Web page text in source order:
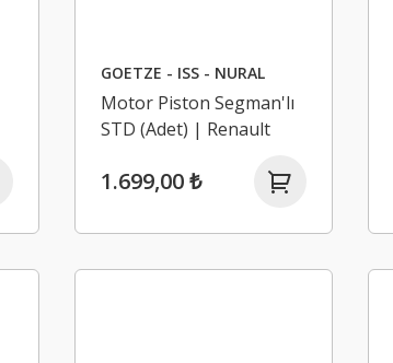
GOETZE - ISS - NURAL
Motor Piston Segman'lı
STD (Adet) | Renault
2, Modus 1.4 16V
1.699,00 ₺